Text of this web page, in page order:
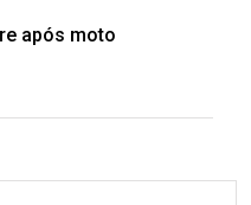
após moto